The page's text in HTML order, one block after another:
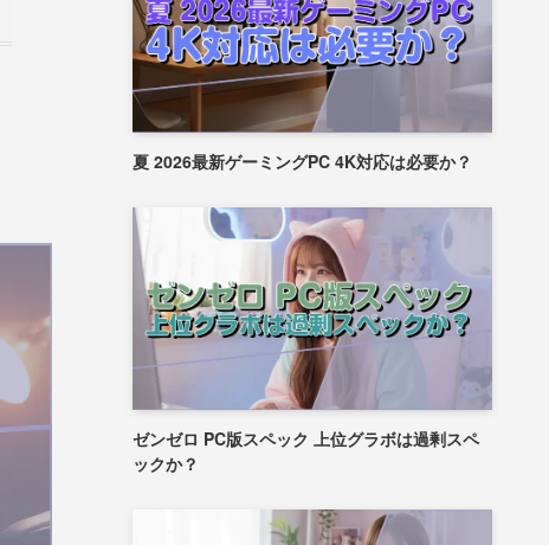
夏 2026最新ゲーミングPC 4K対応は必要か？
ゼンゼロ PC版スペック 上位グラボは過剰スペ
ックか？